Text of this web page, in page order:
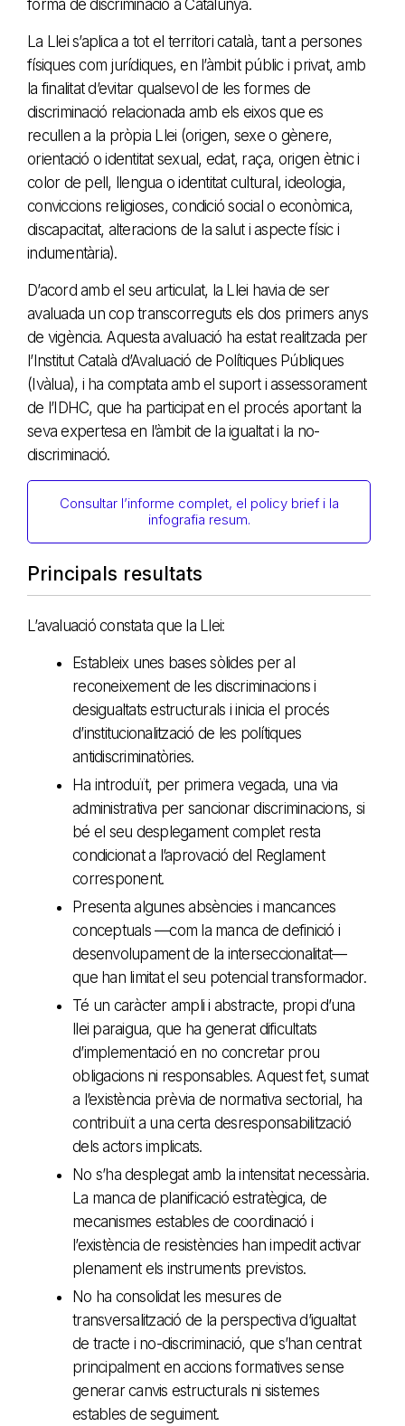
forma de discriminació a Catalunya.
La Llei s’aplica a tot el territori català, tant a persones
físiques com jurídiques, en l’àmbit públic i privat, amb
la finalitat d’evitar qualsevol de les formes de
discriminació relacionada amb els eixos que es
recullen a la pròpia Llei (origen, sexe o gènere,
orientació o identitat sexual, edat, raça, origen ètnic i
color de pell, llengua o identitat cultural, ideologia,
conviccions religioses, condició social o econòmica,
discapacitat, alteracions de la salut i aspecte físic i
indumentària).
D’acord amb el seu articulat, la Llei havia de ser
avaluada un cop transcorreguts els dos primers anys
de vigència. Aquesta avaluació ha estat realitzada per
l’Institut Català d’Avaluació de Polítiques Públiques
(Ivàlua), i ha comptata amb el suport i assessorament
de l’IDHC, que ha participat en el procés aportant la
seva expertesa en l’àmbit de la igualtat i la no-
discriminació.
Consultar l’informe complet, el policy brief i la
infografia resum.
Principals resultats
L’avaluació constata que la Llei:
Estableix unes bases sòlides per al
reconeixement de les discriminacions i
desigualtats estructurals i inicia el procés
d’institucionalització de les polítiques
antidiscriminatòries.
Ha introduït, per primera vegada, una via
administrativa per sancionar discriminacions, si
bé el seu desplegament complet resta
condicionat a l’aprovació del Reglament
corresponent.
Presenta algunes absències i mancances
conceptuals —com la manca de definició i
desenvolupament de la interseccionalitat—
que han limitat el seu potencial transformador.
Té un caràcter ampli i abstracte, propi d’una
llei paraigua, que ha generat dificultats
d’implementació en no concretar prou
obligacions ni responsables. Aquest fet, sumat
a l’existència prèvia de normativa sectorial, ha
contribuït a una certa desresponsabilització
dels actors implicats.
No s’ha desplegat amb la intensitat necessària.
La manca de planificació estratègica, de
mecanismes estables de coordinació i
l’existència de resistències han impedit activar
plenament els instruments previstos.
No ha consolidat les mesures de
transversalització de la perspectiva d’igualtat
de tracte i no-discriminació, que s’han centrat
principalment en accions formatives sense
generar canvis estructurals ni sistemes
estables de seguiment.